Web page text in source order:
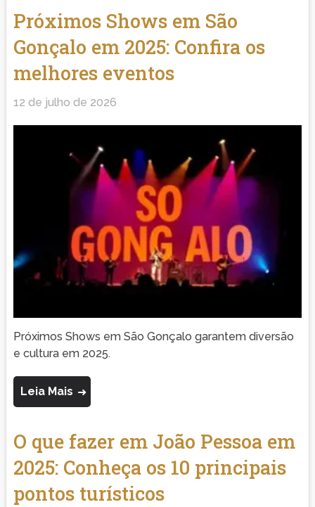
Próximos Shows em São
Gonçalo em 2025: Confira os
melhores eventos
12 de julho de 2026
Próximos Shows em São Gonçalo garantem diversão
e cultura em 2025.
Leia Mais
O que fazer em João Pessoa em
2025: Conheça os 10 principais
pontos turísticos